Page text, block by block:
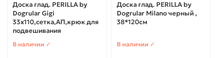
Доска глад. PERILLA by
Dogrular Gigi
33х110,сетка,АП,крюк для
подвешивания
В наличии ✓
Доска глад. PERILLA by
Dogrular Milano черный ,
38*120см
В наличии ✓